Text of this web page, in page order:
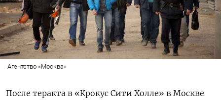
Агентство «Москва»
После теракта в «Крокус Сити Холле» в Москве